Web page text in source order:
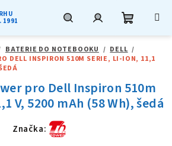
1991
BATERIE DO NOTEBOOKU / DELL /
DELL INSPIRON 510M SERIE, LI-ION, 11,1
pro Dell Inspiron 510m
V, 5200 mAh (58 Wh), šedá
Značka: